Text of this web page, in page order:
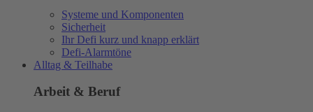
Systeme und Komponenten
Sicherheit
Ihr Defi kurz und knapp erklärt
Defi-Alarmtöne
Alltag & Teilhabe
Arbeit & Beruf